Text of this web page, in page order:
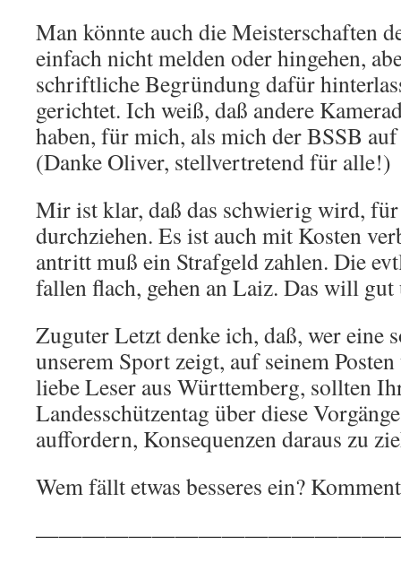
Man könnte auch die Meisterschaften
einfach nicht melden oder hingehen,
schriftliche Begründung dafür
gerichtet. Ich weiß, daß andere
haben, für mich, als mich der BSSB
(Danke Oliver, stellvertretend für alle!)
Mir ist klar, daß das schwierig wird, für
durchziehen. Es ist auch mit Kosten
antritt muß ein Strafgeld zahlen. Die
fallen flach, gehen an Laiz. Das will gut
Zuguter Letzt denke ich, daß, wer eine
unserem Sport zeigt, auf seinem
liebe Leser aus Württemberg, sollten
Landesschützentag über diese
auffordern, Konsequenzen daraus zu
Wem fällt etwas besseres ein?